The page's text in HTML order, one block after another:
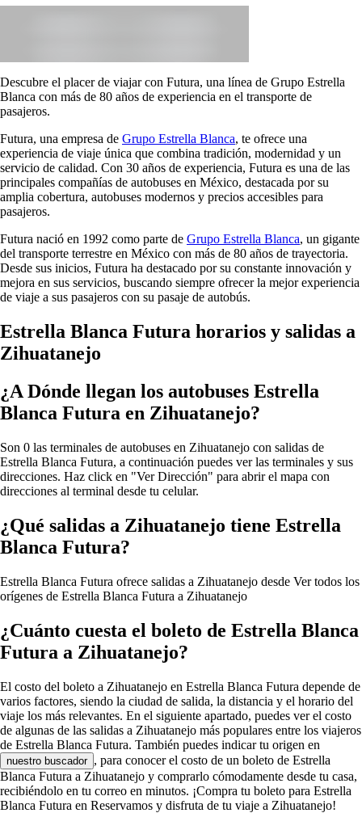
Descubre el placer de viajar con Futura, una línea de Grupo Estrella
Blanca con más de 80 años de experiencia en el transporte de
pasajeros.
Futura, una empresa de Grupo Estrella Blanca, te ofrece una
experiencia de viaje única que combina tradición, modernidad y un
servicio de calidad. Con 30 años de experiencia, Futura es una de las
principales compañías de autobuses en México, destacada por su
amplia cobertura, autobuses modernos y precios accesibles para
pasajeros.
Futura nació en 1992 como parte de Grupo Estrella Blanca, un gigante
del transporte terrestre en México con más de 80 años de trayectoria.
Desde sus inicios, Futura ha destacado por su constante innovación y
mejora en sus servicios, buscando siempre ofrecer la mejor experiencia
de viaje a sus pasajeros con su pasaje de autobús.
Estrella Blanca Futura horarios y salidas a
Zihuatanejo
¿A Dónde llegan los autobuses Estrella
Blanca Futura en Zihuatanejo?
Son 0 las terminales de autobuses en Zihuatanejo con salidas de
Estrella Blanca Futura, a continuación puedes ver las terminales y sus
direcciones. Haz click en "Ver Dirección" para abrir el mapa con
direcciones al terminal desde tu celular.
¿Qué salidas a Zihuatanejo tiene Estrella
Blanca Futura?
Estrella Blanca Futura ofrece salidas a Zihuatanejo desde Ver todos los
orígenes de Estrella Blanca Futura a Zihuatanejo
¿Cuánto cuesta el boleto de Estrella Blanca
Futura a Zihuatanejo?
El costo del boleto a Zihuatanejo en Estrella Blanca Futura depende de
varios factores, siendo la ciudad de salida, la distancia y el horario del
viaje los más relevantes. En el siguiente apartado, puedes ver el costo
de algunas de las salidas a Zihuatanejo más populares entre los viajeros
de Estrella Blanca Futura. También puedes indicar tu origen en
nuestro buscador , para conocer el costo de un boleto de Estrella
Blanca Futura a Zihuatanejo y comprarlo cómodamente desde tu casa,
recibiéndolo en tu correo en minutos. ¡Compra tu boleto para Estrella
Blanca Futura en Reservamos y disfruta de tu viaje a Zihuatanejo!